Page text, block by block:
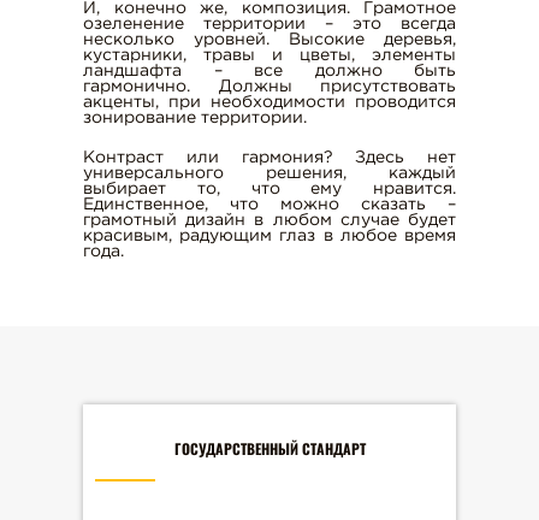
АРЕНДА ГИДРОМОЛОТА
ДОСТАВКА БЕТОНА
АРЕНДА МИНИЭКСКАВАТОРА
АРЕНДА ЭКСКАВАТОРА НА
РЕЗИНОВЫХ ГУСЕНИЦАХ
АРЕНДА ГРЕЙДЕРА
АРЕНДА ГУСЕНИЧНОГО
ЭКСКАВАТОРА
И, конечно же, композиция. Грамотное
озеленение территории – это всегда
несколько уровней. Высокие деревья,
кустарники, травы и цветы, элементы
ландшафта – все должно быть
гармонично. Должны присутствовать
акценты, при необходимости проводится
зонирование территории.
Контраст или гармония? Здесь нет
универсального решения, каждый
выбирает то, что ему нравится.
Единственное, что можно сказать –
грамотный дизайн в любом случае будет
красивым, радующим глаз в любое время
года.
ГОСУДАРСТВЕННЫЙ СТАНДАРТ